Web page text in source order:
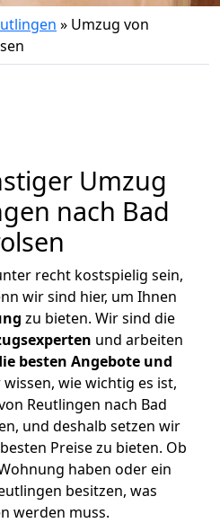
» Umzug von
Umzug
nach Bad
recht kostspielig sein,
wir sind hier, um Ihnen
zu bieten. Wir sind die
und arbeiten
besten Angebote und
wie wichtig es ist,
Reutlingen nach Bad
und deshalb setzen wir
Preise zu bieten. Ob
haben oder ein
besitzen, was
werden muss.